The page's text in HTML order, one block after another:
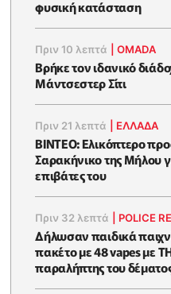
φυσική κατάσταση
Πριν 10 λεπτά |OMADA
Βρήκε τον ιδανικό
Μάντσεστερ Σίτι
Πριν 21 λεπτά ΕΛΛΑΔΑ
BINTEO: Ελικόπτερο
Σαρακήνικο της Μήλου
επιβάτες του
Πριν 32 λεπτά POLICE
Δήλωσαν παιδικά
πακέτο με 48 vapes με
παραλήπτης του